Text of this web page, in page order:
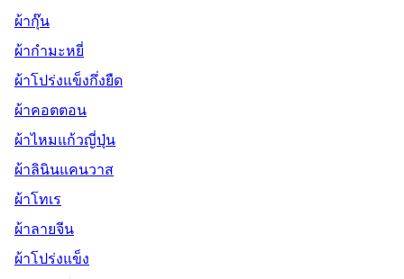
ผ้ากุ๊น
ผ้ากำมะหยี่
ผ้าโปร่งแข็งกึ่งยืด
ผ้าคอตตอน
ผ้าไหมแก้วญี่ปุ่น
ผ้าลินินแคนวาส
ผ้าโทเร
ผ้าลายจีน
ผ้าโปร่งแข็ง